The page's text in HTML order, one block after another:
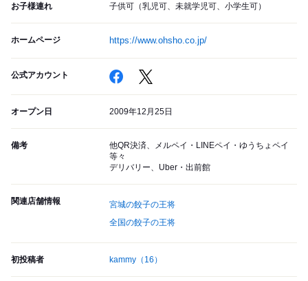
お子様連れ 子供可（乳児可、未就学児可、小学生可）
ホームページ https://www.ohsho.co.jp/
公式アカウント
オープン日 2009年12月25日
備考
他QR決済、メルペイ・LINEペイ・ゆうちょペイ
等々
デリバリー、Uber・出前館
関連店舗情報
宮城の餃子の王将
全国の餃子の王将
初投稿者 kammy （16）